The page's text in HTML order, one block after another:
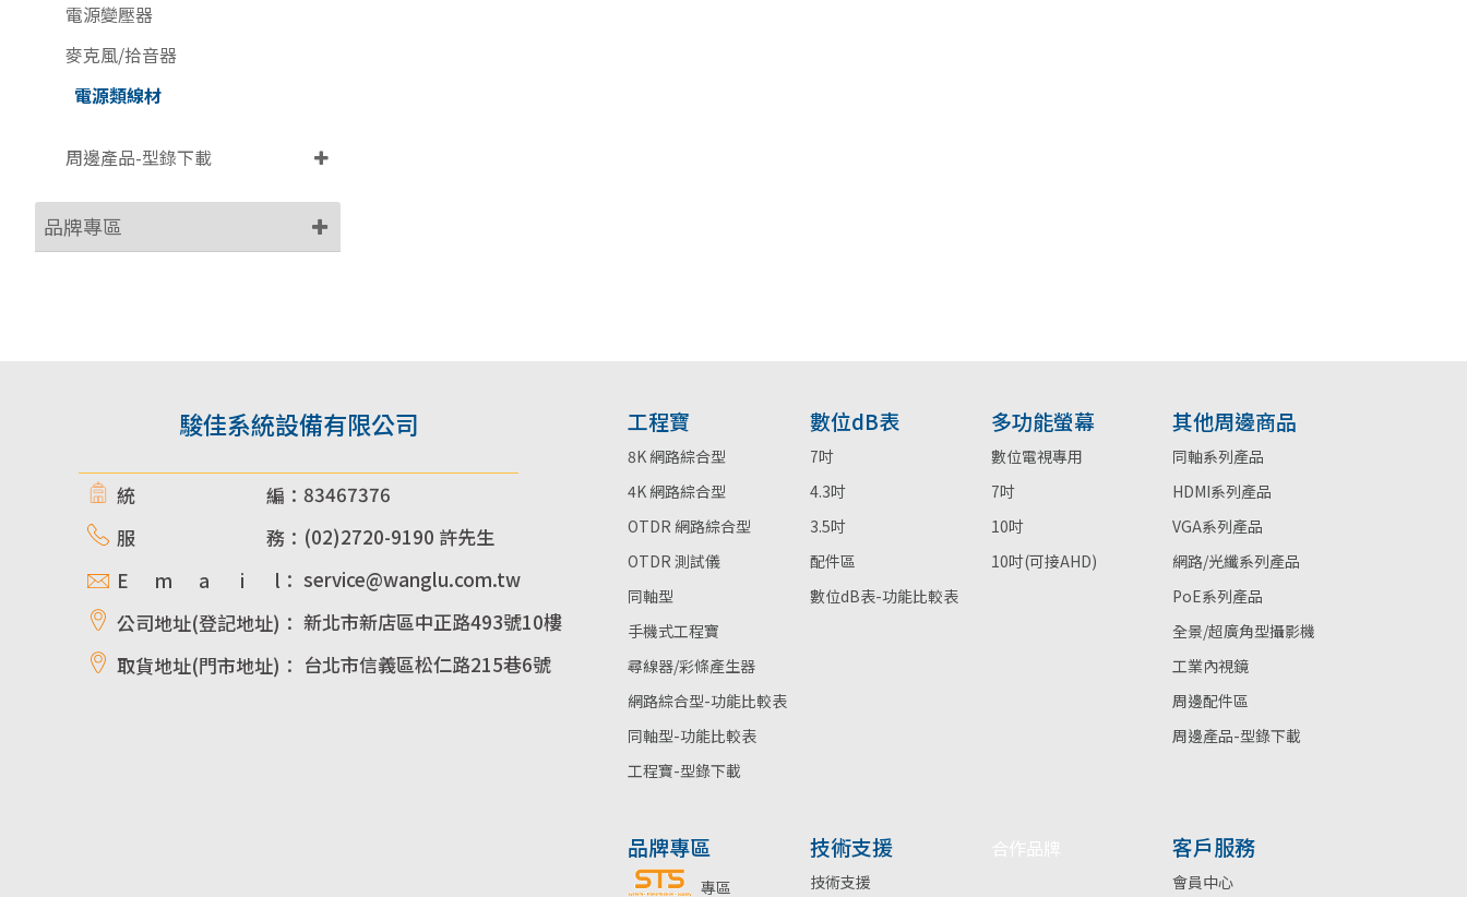
電源變壓器
麥克風/拾音器
電源類線材
周邊產品-型錄下載
品牌專區
駿佳系統設備有限公司
統 編： 83467376
服 務： (02)2720-9190 許先生
E m a i l： service@wanglu.com.tw
公司地址(登記地址)： 新北市新店區中正路493號10樓
取貨地址(門市地址)： 台北市信義區松仁路215巷6號
工程寶
8K 網路綜合型
4K 網路綜合型
OTDR 網路綜合型
OTDR 測試儀
同軸型
手機式工程寶
尋線器/彩條產生器
網路綜合型-功能比較表
同軸型-功能比較表
工程寶-型錄下載
數位dB表
7吋
4.3吋
3.5吋
配件區
數位dB表-功能比較表
多功能螢幕
數位電視專用
7吋
10吋
10吋(可接AHD)
其他周邊商品
同軸系列產品
HDMI系列產品
VGA系列產品
網路/光纖系列產品
PoE系列產品
全景/超廣角型攝影機
工業內視鏡
周邊配件區
周邊產品-型錄下載
品牌專區
專區
技術支援
技術支援
客戶服務
會員中心